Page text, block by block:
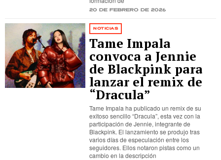
20 de febrero de 2026
NOTICIAS
Tame Impala
convoca a Jennie
de Blackpink para
lanzar el remix de
“Dracula”
Tame Impala ha publicado un remix de su
exitoso sencillo “Dracula”, esta vez con la
participación de Jennie, integrante de
Blackpink. El lanzamiento se produjo tras
varios días de especulación entre los
seguidores. Ellos notaron pistas como un
cambio en la descripción